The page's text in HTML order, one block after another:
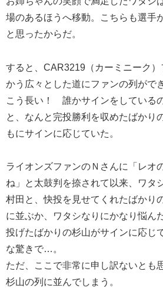
場のあるほうへ移動。こちらも選手
と思ったからだ。
すると、CAR3219（カーミニーク
かう広々とした道にファンの列がで
こう長い！ 誰かサインをしている
と、なんと完投勝利を収めたばかり
もにサインに応じていた。
ライオンズファンのＮさんに「レオ
ね」と太鼓判を捺されて以来、ワタ
村田と、快投を見せてくれたばかり
に並ぶか、ワタシなりにかなり悩ん
投げたばかりの杉山がサインに応じ
な驚きで…。
ただ、ここで非常に申し訳ないとも
杉山の列に並んでしまう。